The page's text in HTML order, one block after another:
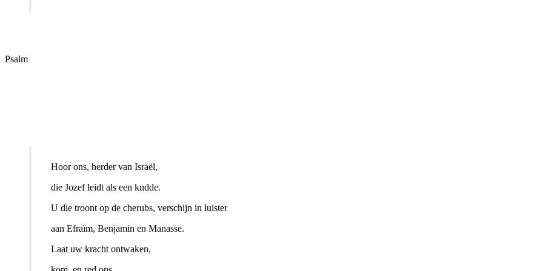
Psalm
Hoor ons, herder van Israël,
die Jozef leidt als een kudde.
U die troont op de cherubs, verschijn in luister
aan Efraïm, Benjamin en Manasse.
Laat uw kracht ontwaken,